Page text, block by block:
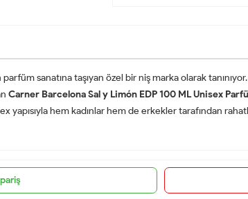
sanatına taşıyan özel bir niş marka olarak
Carner Barcelona Sal y Limón EDP 100 ML Unisex
yapısıyla hem kadınlar hem de erkekler tarafından